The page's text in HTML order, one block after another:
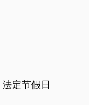
法定节假日